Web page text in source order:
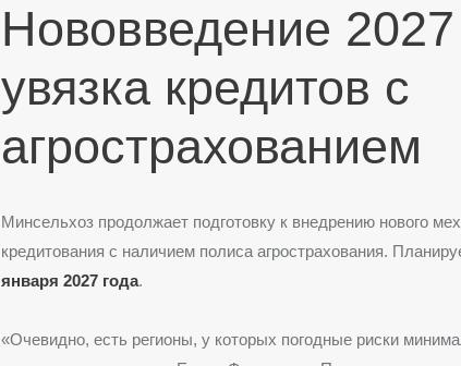
Нововведение 2027
увязка кредитов с
агрострахованием
Минсельхоз продолжает подготовку к внедрению нового
кредитования с наличием полиса агрострахования.
января 2027 года.
«Очевидно, есть регионы, у которых погодные риски